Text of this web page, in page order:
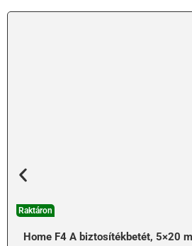
Raktáron
Home F4 A biztosítékbetét, 5×20